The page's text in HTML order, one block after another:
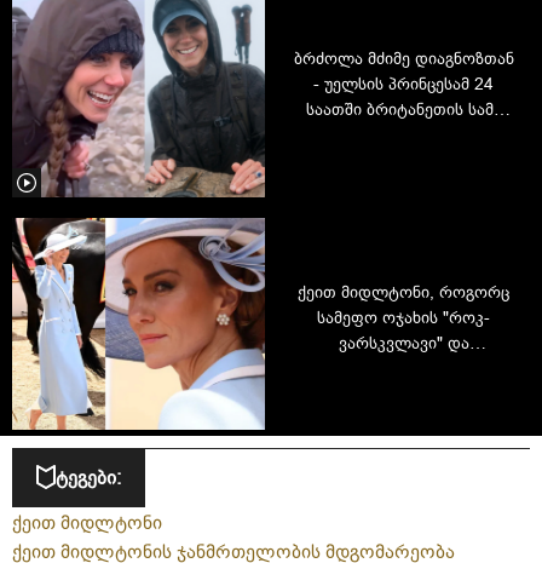
ბრძოლა მძიმე დიაგნოზთან
- უელსის პრინცესამ 24
საათში ბრიტანეთის სამი
ქეით მიდლტონი, როგორც
სამეფო ოჯახის "როკ-
ვარსკვლავი" და
ტეგები:
ქეით მიდლტონი
ქეით მიდლტონის ჯანმრთელობის მდგომარეობა